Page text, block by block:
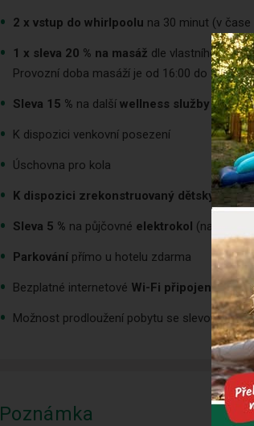
2 x vstup do whirlpoolu na 30 minut (v
1 x sleva 20 % na masáž dle vlastního
Provozní doba masáží je od 16:00 do 21:00.)
Sleva 15 % na další wellness služby
K dispozici venkovní posezení
Úschovna pro kola
K dispozici zrekonstruovaný dětský
Sleva 5 % na půjčovné elektrokol (navíc bez
Parkování přímo u hotelu zdarma
Bezplatné internetové Wi-Fi připojenív
Možnost prodloužení pobytu se slevou 10 %
Poznámka